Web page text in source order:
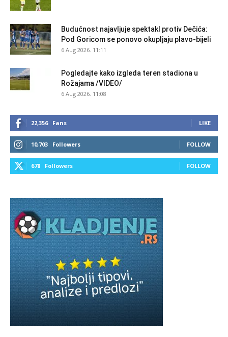
Budućnost najavljuje spektakl protiv Dečića:
Pod Goricom se ponovo okupljaju plavo-bijeli
6 Aug 2026. 11:11
Pogledajte kako izgleda teren stadiona u
Rožajama /VIDEO/
6 Aug 2026. 11:08
22,356 Fans LIKE
10,703 Followers FOLLOW
678 Followers FOLLOW